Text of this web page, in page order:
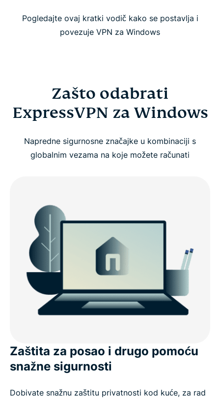
Pogledajte ovaj kratki vodič kako se postavlja i
povezuje VPN za Windows
Zašto odabrati
ExpressVPN za Windows
Napredne sigurnosne značajke u kombinaciji s
globalnim vezama na koje možete računati
Zaštita za posao i drugo pomoću
snažne sigurnosti
Dobivate snažnu zaštitu privatnosti kod kuće, za rad